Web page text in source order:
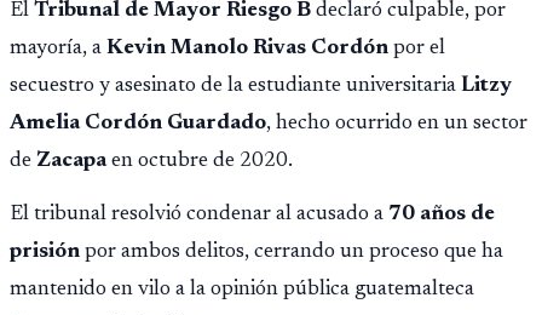
El Tribunal de Mayor Riesgo B declaró culpable, por
mayoría, a Kevin Manolo Rivas Cordón por el
secuestro y asesinato de la estudiante universitaria Litzy
Amelia Cordón Guardado, hecho ocurrido en un sector
de Zacapaen octubre de 2020.
El tribunal resolvió condenar al acusado a 70 años de
prisión por ambos delitos, cerrando un proceso que ha
mantenido en vilo a la opinión pública guatemalteca